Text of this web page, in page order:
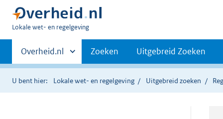
U
hier:
Lokale wet- en regelgeving
Primaire
navigatie
Andere
sites
binnen
Overheid.nl Zoeken Uitgebreid Zoeken
U bent hier: Lokale wet- en regelgeving Uitgebreid zoeken